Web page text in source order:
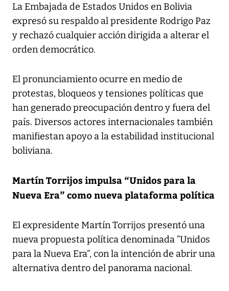
La Embajada de Estados Unidos en Bolivia
expresó su respaldo al presidente Rodrigo Paz
y rechazó cualquier acción dirigida a alterar el
orden democrático.
El pronunciamiento ocurre en medio de
protestas, bloqueos y tensiones políticas que
han generado preocupación dentro y fuera del
país. Diversos actores internacionales también
manifiestan apoyo a la estabilidad institucional
boliviana.
Martín Torrijos impulsa “Unidos para la
Nueva Era” como nueva plataforma política
El expresidente Martín Torrijos presentó una
nueva propuesta política denominada “Unidos
para la Nueva Era”, con la intención de abrir una
alternativa dentro del panorama nacional.